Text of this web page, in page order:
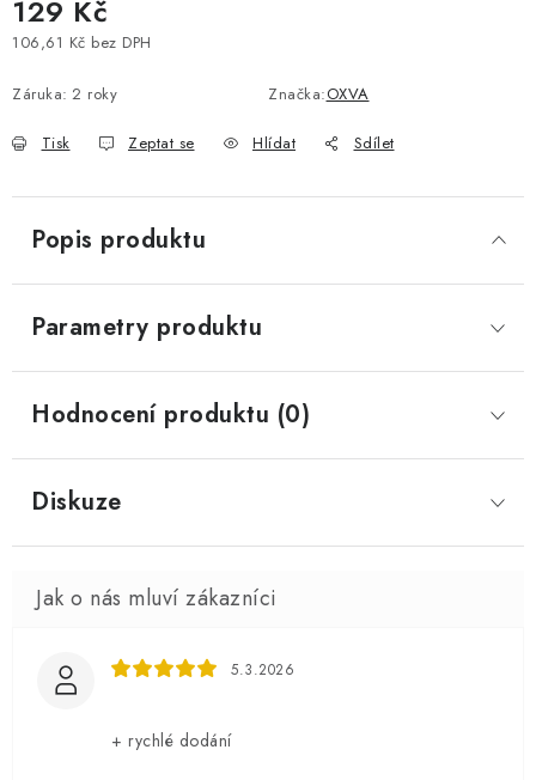
129 Kč
106,61 Kč bez DPH
Záruka: 2 roky Značka:OXVA
Tisk Zeptat se Hlídat Sdílet
Popis produktu
Parametry produktu
Hodnocení produktu (0)
Diskuze
5.3.2026
+ rychlé dodání